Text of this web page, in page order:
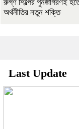
রুগ্ণ শিল্পের পুনর্জাগরণই
অর্থনীতির নতুন শক্তি
Last Update